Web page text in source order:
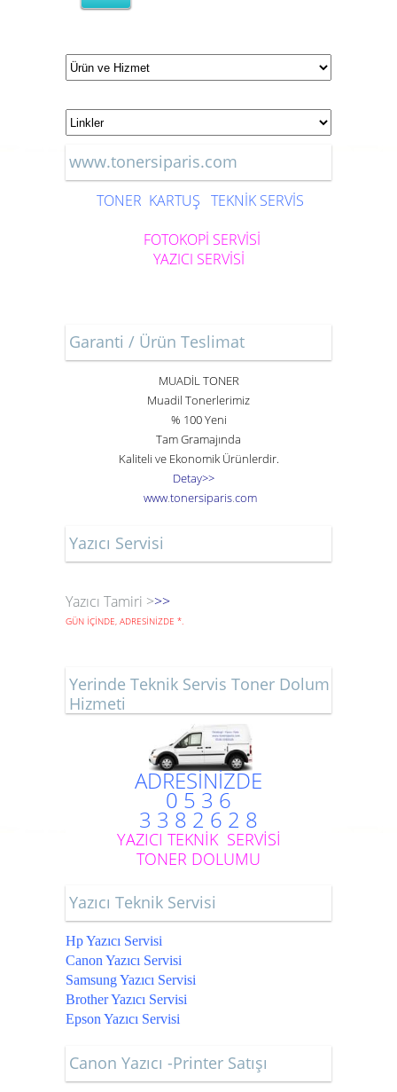
www.tonersiparis.com
TONER KARTUŞ TEKNİK SERVİS
FOTOKOPİ SERVİSİ
YAZICI SERVİSİ
Garanti / Ürün Teslimat
MUADİL TONER
Muadil Tonerlerimiz
% 100 Yeni
Tam Gramajında
Kaliteli ve Ekonomik Ürünlerdir.
Detay>>
www.tonersiparis.com
Yazıcı Servisi
Yazıcı Tamiri >>>
GÜN İÇİNDE, ADRESİNİZDE *.
Yerinde Teknik Servis Toner Dolum
Hizmeti
ADRESİNİZDE
0 5 3 6
3 3 8 2 6 2 8
YAZICI TEKNİK SERVİSİ
TONER DOLUMU
Yazıcı Teknik Servisi
Hp Yazıcı Servisi
Canon Yazıcı Servisi
Samsung Yazıcı Servisi
Brother Yazıcı Servisi
Epson Yazıcı Servisi
Canon Yazıcı -Printer Satışı